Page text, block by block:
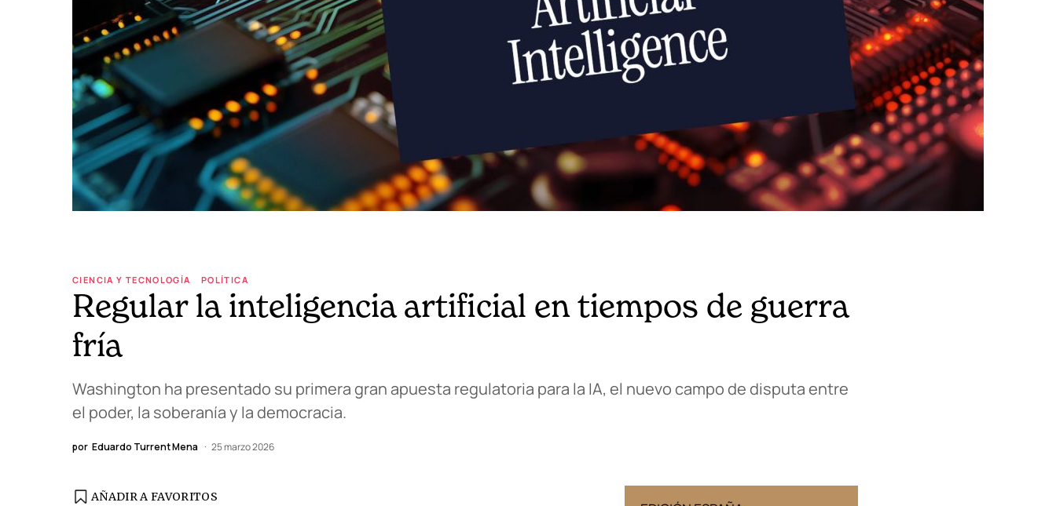
CIENCIA Y TECNOLOGÍA POLÍTICA
Regular la inteligencia artificial en tiempos de guerra
fría
Washington ha presentado su primera gran apuesta regulatoria para la IA, el nuevo campo de disputa entre
el poder, la soberanía y la democracia.
por Eduardo Turrent Mena 25 marzo 2026
AÑADIR A FAVORITOS